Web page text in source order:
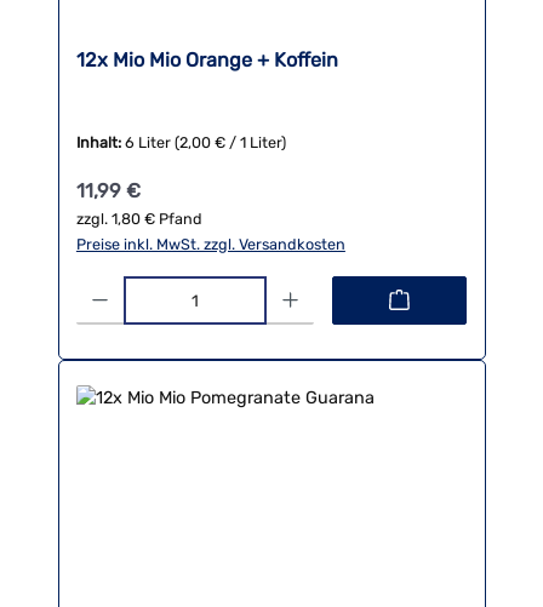
12x Mio Mio Orange + Koffein
Inhalt: 6 Liter (2,00 € / 1 Liter)
Regulärer Preis:
11,99 €
zzgl. 1,80 € Pfand
Preise inkl. MwSt. zzgl. Versandkosten
Produkt Anzahl: Gib den gewünschten Wert ein oder benutze